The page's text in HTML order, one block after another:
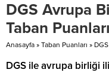
DGS Avrupa
Taban Puanları
Anasayfa » Taban Puanları »
DGS ile avrupa birliği